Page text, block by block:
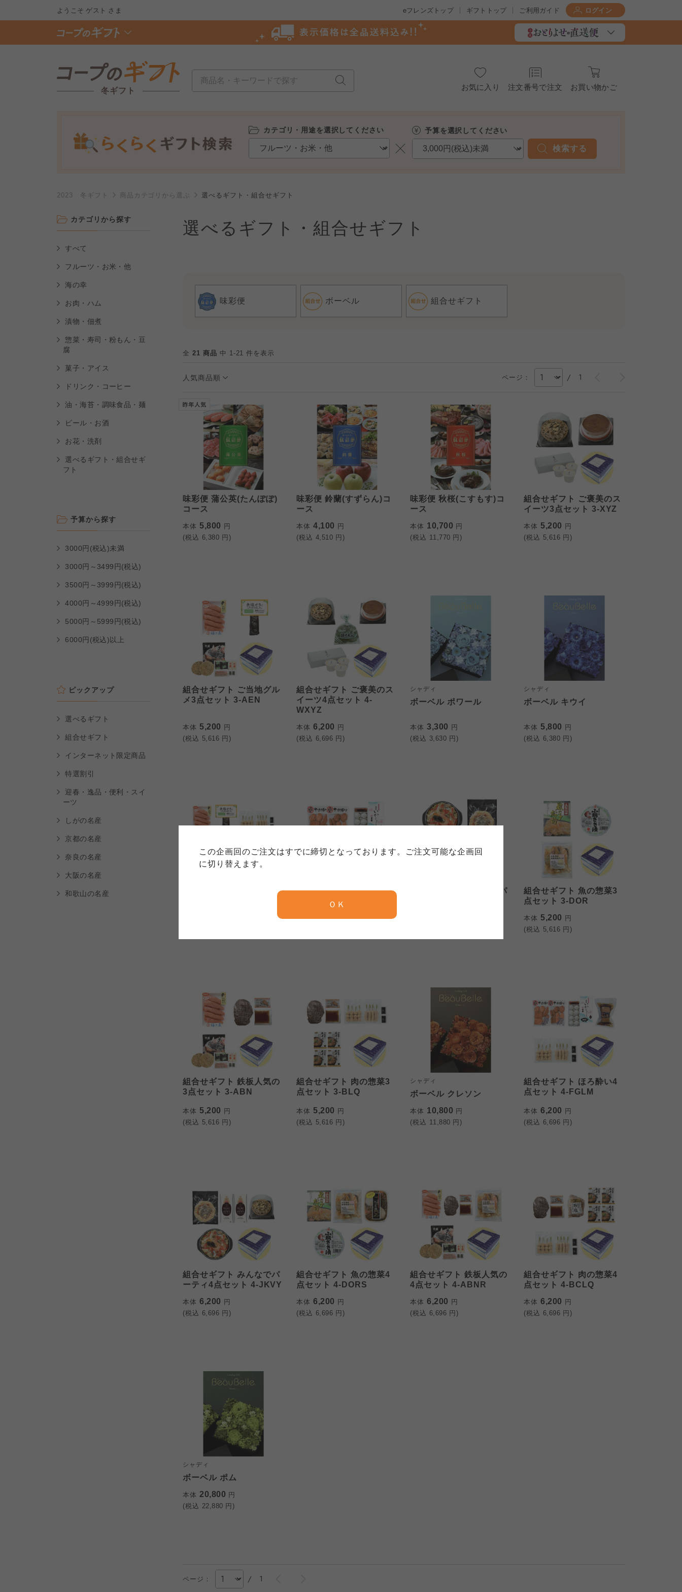
この企画回のご注文はすでに締切となっております。ご注文可能な企画回
に切り替えます。
ＯＫ
ようこそゲスト さま eフレンズトップ ギフトトップ ご利用ガイド ログイン
冬ギフト お気に入り 注文番号で注文 お買い物かご
カテゴリ・用途を選択してください 予算を選択してください
検索する
2023 冬ギフト 商品カテゴリから選ぶ 選べるギフト・組合せギフト
カテゴリから探す
すべて
フルーツ・お米・他
海の幸
お肉・ハム
漬物・佃煮
惣菜・寿司・粉もん・豆
腐
菓子・アイス
ドリンク・コーヒー
油・海苔・調味食品・麺
ビール・お酒
お花・洗剤
選べるギフト・組合せギ
フト
予算から探す
3000円(税込)未満
3000円～3499円(税込)
3500円～3999円(税込)
4000円～4999円(税込)
5000円～5999円(税込)
6000円(税込)以上
ピックアップ
選べるギフト
組合せギフト
インターネット限定商品
特選割引
迎春・逸品・便利・スイ
ーツ
しがの名産
京都の名産
奈良の名産
大阪の名産
和歌山の名産
選べるギフト・組合せギフト
味彩便 ボーベル 組合せギフト
全 21 商品 中 1-21 件を表示
人気商品順 ページ： / 1
味彩便 蒲公英(たんぽぽ)
コース
本体 5,800 円
(税込 6,380 円)
味彩便 鈴蘭(すずらん)コ
ース
本体 4,100 円
(税込 4,510 円)
味彩便 秋桜(こすもす)コ
ース
本体 10,700 円
(税込 11,770 円)
組合せギフト ご褒美のス
イーツ3点セット 3-XYZ
本体 5,200 円
(税込 5,616 円)
組合せギフト ご当地グル
メ3点セット 3-AEN
本体 5,200 円
(税込 5,616 円)
組合せギフト ご褒美のス
イーツ4点セット 4-
WXYZ
本体 6,200 円
(税込 6,696 円)
シャディ
ボーベル ポワール
本体 3,300 円
(税込 3,630 円)
シャディ
ボーベル キウイ
本体 5,800 円
(税込 6,380 円)
組合せギフト ご当地グル
組合せギフト ほろ酔い3
点セット 3-FGL
本体5,200円
組合せギフト みんなでパ
組合せギフト 魚の惣菜3
点セット 3-DOR
本体 5,200 円
(税込 5,616 円)
組合せギフト 鉄板人気の
3点セット 3-ABN
本体 5,200 円
(税込 5,616 円)
組合せギフト 肉の惣菜3
点セット 3-BLQ
本体 5,200 円
(税込 5,616 円)
シャディ
ボーベル クレソン
本体 10,800 円
(税込 11,880 円)
組合せギフト ほろ酔い4
点セット 4-FGLM
本体 6,200 円
(税込 6,696 円)
組合せギフト みんなでパ
ーティ4点セット 4-JKVY
本体 6,200 円
(税込 6,696 円)
組合せギフト 魚の惣菜4
点セット 4-DORS
本体 6,200 円
(税込 6,696 円)
組合せギフト 鉄板人気の
4点セット 4-ABNR
本体 6,200 円
(税込 6,696 円)
組合せギフト 肉の惣菜4
点セット 4-BCLQ
本体 6,200 円
(税込 6,696 円)
シャディ
ボーベル ポム
本体 20,800 円
(税込 22,880 円)
ページ： / 1
ご利用約款（ご利用規約・ご利用規程）について
このサイトは7つの生協から業務委託を受けて、コープきんき事業連合が運営しています。ご自身が加入されている生協が定
める利用約款をご確認のうえ、ご利用ください。なお、クチコミ投稿については、利用約款の細則として規定されています。
おおさかパルコープ
よどがわ市民生協 大阪いずみ市民生協 わかやま市民生協
個人情報保護方針について
このサイトは7つの生協から業務委託を受けて、コープきんき事業連合が運営しています。お預かりしている個人情報につい
ては、コープ事業連合、ならびに各生協の「個人情報保護方針」にもどづいて、コープ事業連合が適切に管理をおこなってい
ます。
コープ事業連合、ならびに各生協の「個人情報保護方針」については各生協のボタンをクリックしてご確認ください。
ならコープ おおさかパルコープ
特定商取引法に基づく表記について
このサイトは7つの生協から業務委託を受けて、コープきんき事業連合が運営しています。販売責任者は、それぞれご利用の
各生協の「特定商取引法に基づく表記について」については各生協のボタンをクリックしてご確認ください。
おおさかパルコープ